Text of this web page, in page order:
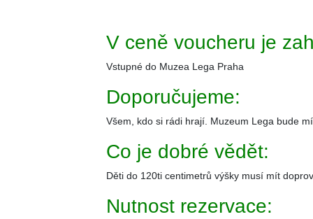
V ceně voucheru je
Vstupné do Muzea Lega Praha
Doporučujeme:
Všem, kdo si rádi hrají. Muzeum Lega bude
Co je dobré vědět:
Děti do 120ti centimetrů výšky musí mít
Nutnost rezervace: